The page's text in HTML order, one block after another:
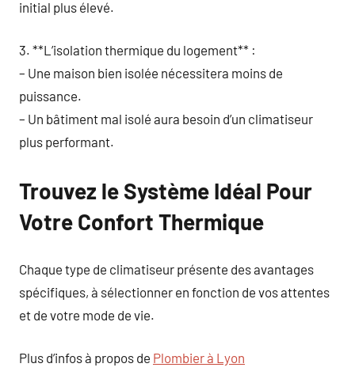
initial plus élevé.
3. **L’isolation thermique du logement** :
– Une maison bien isolée nécessitera moins de
puissance.
– Un bâtiment mal isolé aura besoin d’un climatiseur
plus performant.
Trouvez le Système Idéal Pour
Votre Confort Thermique
Chaque type de climatiseur présente des avantages
spécifiques, à sélectionner en fonction de vos attentes
et de votre mode de vie.
Plus d’infos à propos de Plombier à Lyon